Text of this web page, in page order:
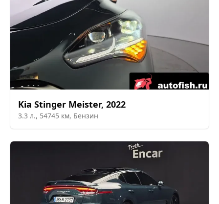
Kia Stinger Meister, 2022
3.3 л., 54745 км, Бензин